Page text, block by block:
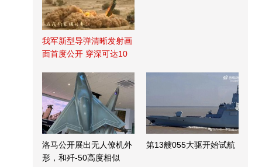
我军新型导弹清晰发射画
面首度公开 穿深可达10
洛马公开展出无人僚机外
形，和歼-50高度相似
第13艘055大驱开始试航